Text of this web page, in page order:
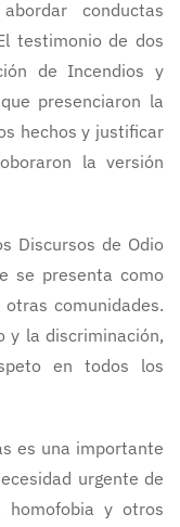
conductas
testimonio de dos
de Incendios y
presenciaron la
hechos y justificar
la versión
Discursos de Odio
se presenta como
comunidades.
y la discriminación,
en todos los
es una importante
urgente de
homofobia y otros